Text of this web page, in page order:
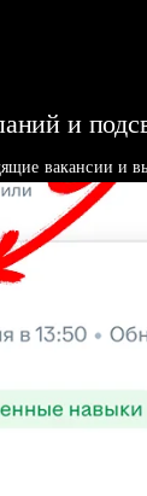
и
вакансии и